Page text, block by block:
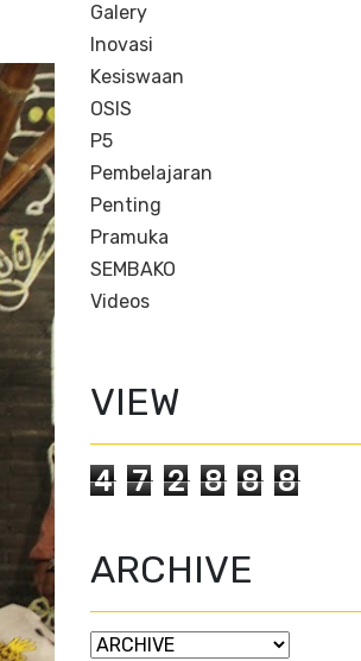
Galery
Inovasi
Kesiswaan
OSIS
P5
Pembelajaran
Penting
Pramuka
SEMBAKO
Videos
VIEW
4 7 2 8 8 8
ARCHIVE